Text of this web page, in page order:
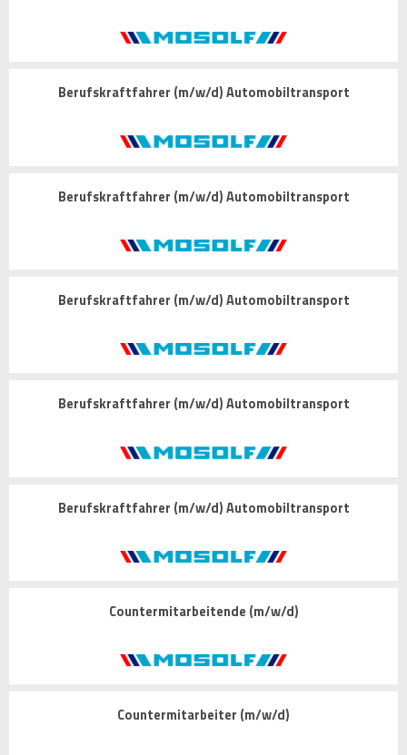
Berufskraftfahrer (m/w/d) Automobiltransport
Berufskraftfahrer (m/w/d) Automobiltransport
Berufskraftfahrer (m/w/d) Automobiltransport
Berufskraftfahrer (m/w/d) Automobiltransport
Berufskraftfahrer (m/w/d) Automobiltransport
Countermitarbeitende (m/w/d)
Countermitarbeiter (m/w/d)